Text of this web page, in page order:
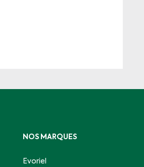
NOS MARQUES
Evoriel